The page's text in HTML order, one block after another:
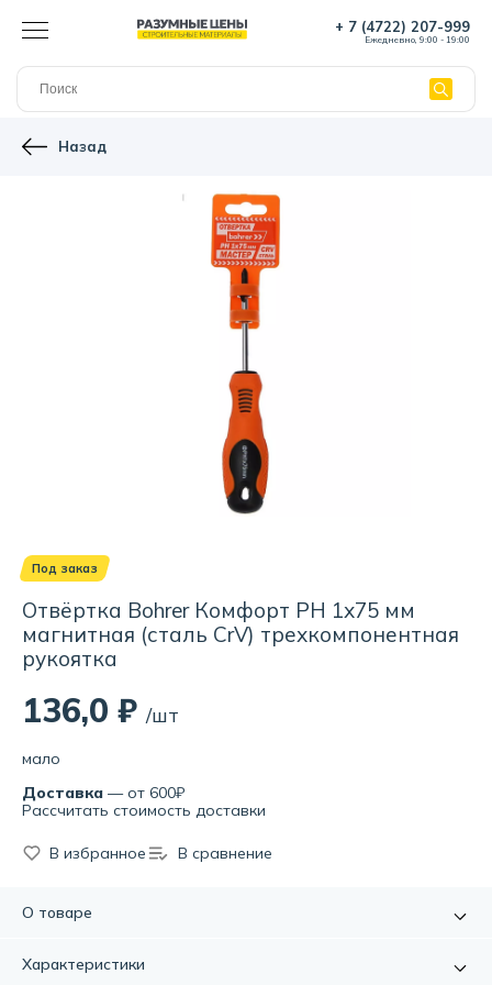
+ 7 (4722) 207-999
Ежедневно, 9:00 - 19:00
Назад
Под заказ
Отвёртка Bohrer Комфорт PH 1х75 мм
магнитная (сталь CrV) трехкомпонентная
рукоятка
136,0 ₽ /шт
мало
Доставка — от 600₽
Рассчитать стоимость доставки
В избранное В сравнение
О товаре
инструмент, который станет незаменимым помощником в
Характеристики